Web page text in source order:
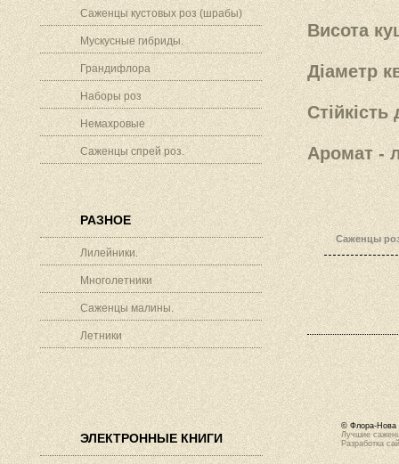
Саженцы кустовых роз (шрабы)
Мускусные гибриды.
Грандифлора
Наборы роз
Немахровые
Саженцы спрей роз.
РАЗНОЕ
Лилейники.
Многолетники
Саженцы малины.
Летники
ЭЛЕКТРОННЫЕ КНИГИ
Висота
Діаметр
Аромат -
Саженцы
© Флора-Нова
Лучшие
Разработка